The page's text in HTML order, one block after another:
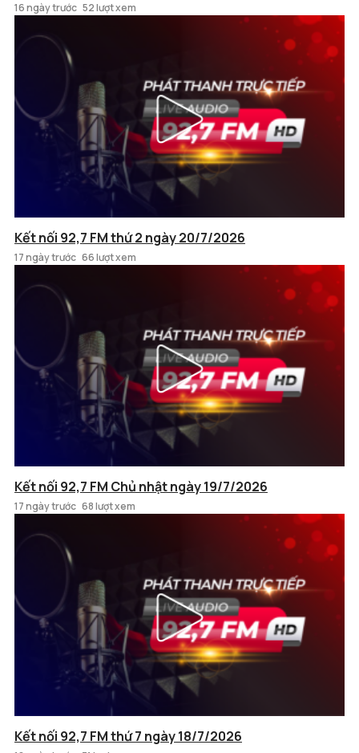
16 ngày trước 52 lượt xem
Kết nối 92,7 FM thứ 2 ngày 20/7/2026
17 ngày trước 66 lượt xem
Kết nối 92,7 FM Chủ nhật ngày 19/7/2026
17 ngày trước 68 lượt xem
Kết nối 92,7 FM thứ 7 ngày 18/7/2026